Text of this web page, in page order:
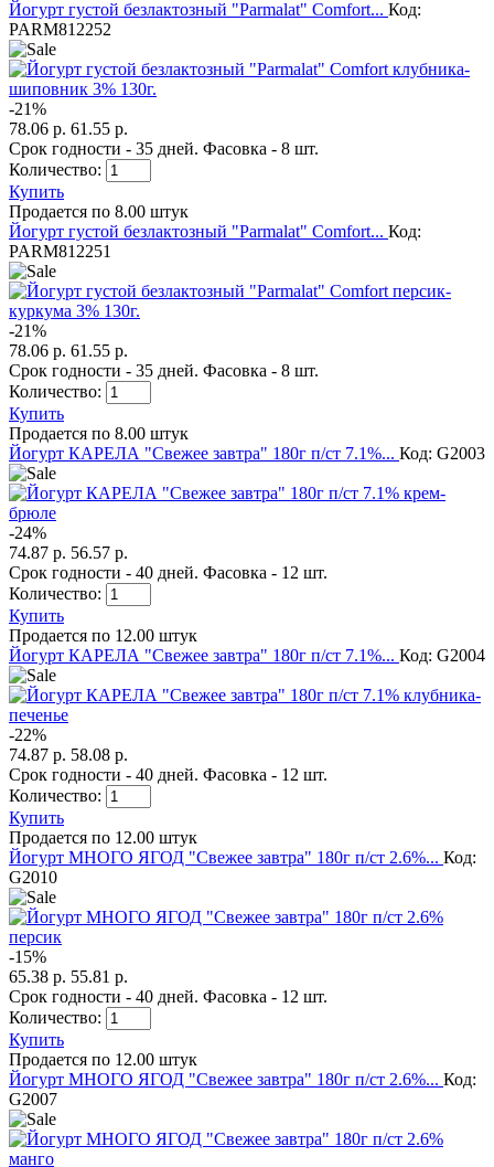
Йогурт густой безлактозный "Parmalat" Comfort... Код:
PARM812252
-21%
78.06 р. 61.55 р.
Срок годности - 35 дней. Фасовка - 8 шт.
Количество:
Купить
Продается по 8.00 штук
Йогурт густой безлактозный "Parmalat" Comfort... Код:
PARM812251
-21%
78.06 р. 61.55 р.
Срок годности - 35 дней. Фасовка - 8 шт.
Количество:
Купить
Продается по 8.00 штук
Йогурт КАРЕЛА "Свежее завтра" 180г п/ст 7.1%... Код: G2003
-24%
74.87 р. 56.57 р.
Срок годности - 40 дней. Фасовка - 12 шт.
Количество:
Купить
Продается по 12.00 штук
Йогурт КАРЕЛА "Свежее завтра" 180г п/ст 7.1%... Код: G2004
-22%
74.87 р. 58.08 р.
Срок годности - 40 дней. Фасовка - 12 шт.
Количество:
Купить
Продается по 12.00 штук
Йогурт МНОГО ЯГОД "Свежее завтра" 180г п/ст 2.6%... Код:
G2010
-15%
65.38 р. 55.81 р.
Срок годности - 40 дней. Фасовка - 12 шт.
Количество:
Купить
Продается по 12.00 штук
Йогурт МНОГО ЯГОД "Свежее завтра" 180г п/ст 2.6%... Код:
G2007